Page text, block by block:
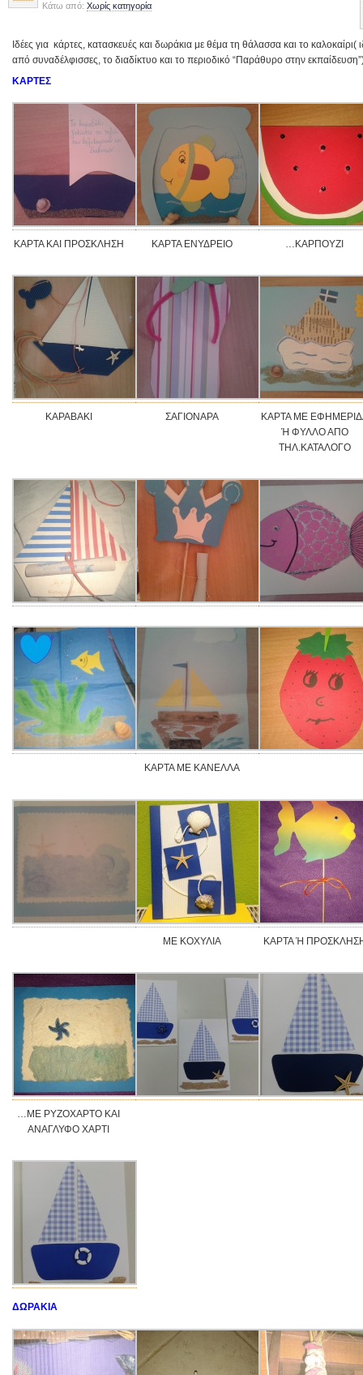
Κάτω από: Χωρίς κατηγορία
Ιδέες για κάρτες, κατασκευές και δωράκια με θέμα τη θάλασσα και το καλοκαίρι(
από συναδέλφισσες, το διαδίκτυο και το περιοδικό “Παράθυρο στην
KΑΡΤΕΣ
ΚΑΡΤΑ ΚΑΙ ΠΡΟΣΚΛΗΣΗ ΚΑΡΤΑ ΕΝΥΔΡΕΙΟ …ΚΑΡΠΟΥΖΙ
ΚΑΡΑΒΑΚΙ ΣΑΓΙΟΝΑΡΑ
ΚΑΡΤΑ ΜΕ
Ή ΦΥΛΛΟ ΑΠΟ
ΤΗΛ.ΚΑΤΑΛΟΓΟ
ΚΑΡΤΑ ΜΕ ΚΑΝΕΛΛΑ
ΜΕ ΚΟΧΥΛΙΑ ΚΑΡΤΑ Ή
…ΜΕ ΡΥΖΟΧΑΡΤΟ ΚΑΙ
ΑΝΑΓΛΥΦΟ ΧΑΡΤΙ
ΔΩΡΑΚΙΑ